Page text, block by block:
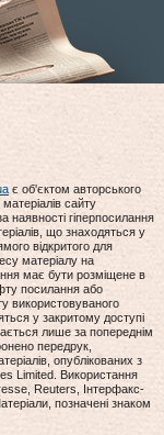
є об'єктом авторського
сайту
наявності гіперпосилання
що знаходяться у
відкритого для
матеріалу на
має бути розміщене в
посилання або
використовуваного
у закритому доступі
лише за попереднім
передрук,
опублікованих з
Limited. Використання
Reuters, Інтерфакс-
позначені знаком